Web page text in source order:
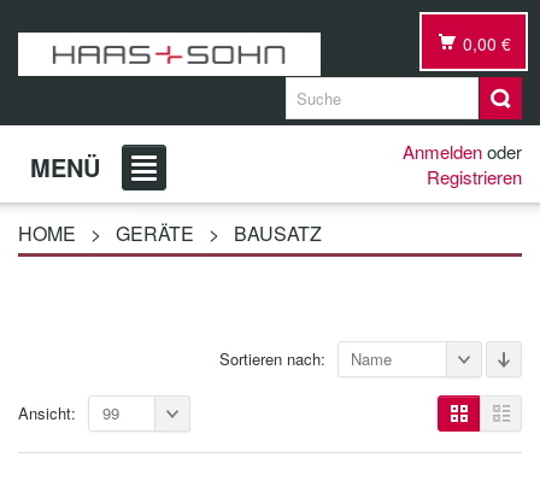
0,00 €
MENÜ Anmeldenoder
Registrieren
HOME > GERÄTE > BAUSATZ
Sortieren nach: Name
Ansicht: 99